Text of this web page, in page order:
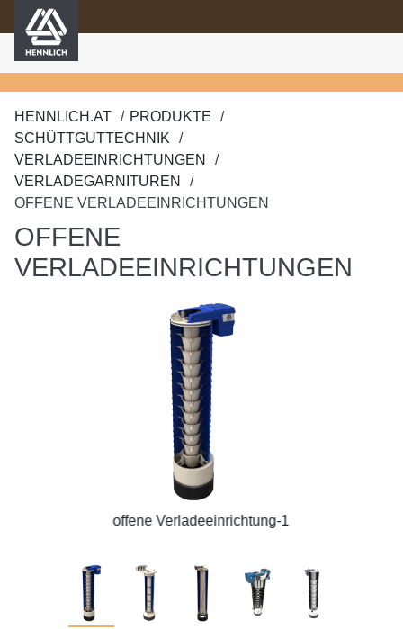
springen
HENNLICH.AT
PRODUKTE
SCHÜTTGUTTECHNIK
VERLADEEINRICHTUNGEN
VERLADEGARNITUREN
OFFENE VERLADEEINRICHTUNGEN
OFFENE
VERLADEEINRICHTUNGEN
offene Verladeeinrichtung-1